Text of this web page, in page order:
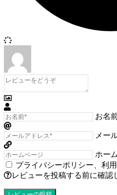
お名
メー
ホー
プライバシーポリシー
利
レビューを投稿する前に確認